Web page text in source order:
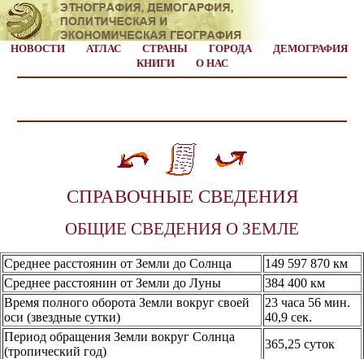
НОВОСТИ АТЛАС СТРАНЫ ГОРОДА
ДЕМОГРАФИЯ
КНИГИ
О НАС
СПРАВОЧНЫЕ СВЕДЕНИЯ
ОБЩИЕ СВЕДЕНИЯ О ЗЕМЛЕ
Среднее расстоянин от Земли до Солнца
149 597 870 км
Среднее расстоянин от Земли до Луны
384 400 км
Время полного оборота Земли вокруг своей
оси (звездные сутки)
23 часа 56 мин.
40,9 сек.
Период обращения Земли вокруг Солнца
(тропический год)
365,25 суток